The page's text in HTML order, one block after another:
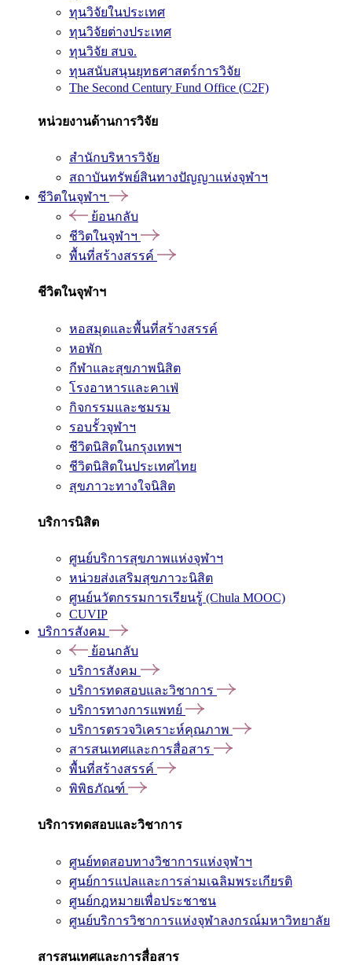
ทุนวิจัยในประเทศ
ทุนวิจัยต่างประเทศ
ทุนวิจัย สบจ.
ทุนสนับสนุนยุทธศาสตร์การวิจัย
The Second Century Fund Office (C2F)
หน่วยงานด้านการวิจัย
สำนักบริหารวิจัย
สถาบันทรัพย์สินทางปัญญาแห่งจุฬาฯ
ชีวิตในจุฬาฯ
ย้อนกลับ
ชีวิตในจุฬาฯ
พื้นที่สร้างสรรค์
ชีวิตในจุฬาฯ
หอสมุดและพื้นที่สร้างสรรค์
หอพัก
กีฬาและสุขภาพนิสิต
โรงอาหารและคาเฟ่
กิจกรรมและชมรม
รอบรั้วจุฬาฯ
ชีวิตนิสิตในกรุงเทพฯ
ชีวิตนิสิตในประเทศไทย
สุขภาวะทางใจนิสิต
บริการนิสิต
ศูนย์บริการสุขภาพแห่งจุฬาฯ
หน่วยส่งเสริมสุขภาวะนิสิต
ศูนย์นวัตกรรมการเรียนรู้ (Chula MOOC)
CUVIP
บริการสังคม
ย้อนกลับ
บริการสังคม
บริการทดสอบและวิชาการ
บริการทางการแพทย์
บริการตรวจวิเคราะห์คุณภาพ
สารสนเทศและการสื่อสาร
พื้นที่สร้างสรรค์
พิพิธภัณฑ์
บริการทดสอบและวิชาการ
ศูนย์ทดสอบทางวิชาการแห่งจุฬาฯ
ศูนย์การแปลและการล่ามเฉลิมพระเกียรติ
ศูนย์กฎหมายเพื่อประชาชน
ศูนย์บริการวิชาการแห่งจุฬาลงกรณ์มหาวิทยาลัย
สารสนเทศและการสื่อสาร